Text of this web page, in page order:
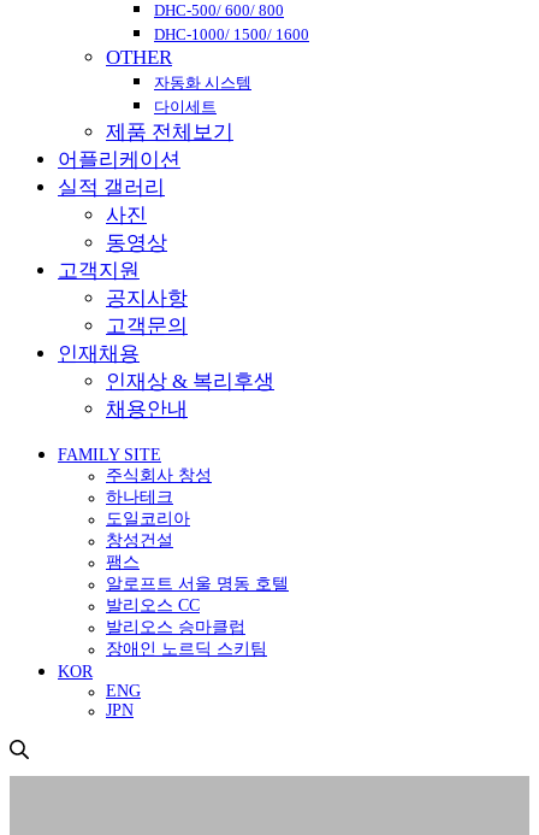
DHC-500/ 600/ 800
DHC-1000/ 1500/ 1600
OTHER
자동화 시스템
다이세트
제품 전체보기
어플리케이션
실적 갤러리
사진
동영상
고객지원
공지사항
고객문의
인재채용
인재상 & 복리후생
채용안내
FAMILY SITE
주식회사 창성
하나테크
도일코리아
창성건설
팸스
알로프트 서울 명동 호텔
발리오스 CC
발리오스 승마클럽
장애인 노르딕 스키팀
KOR
ENG
JPN